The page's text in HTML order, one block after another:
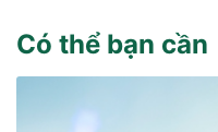
Có thể bạn cần